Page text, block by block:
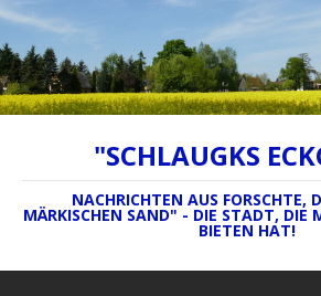
"SCHLAUGKS
NACHRICHTEN AUS FORSCHTE,
MÄRKISCHEN SAND" - DIE STADT, DIE
BIETEN HAT!